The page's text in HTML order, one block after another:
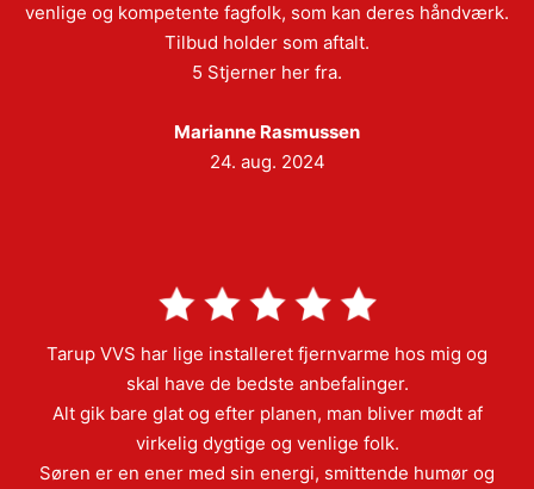
venlige og kompetente fagfolk, som kan deres håndværk.
Tilbud holder som aftalt.
5 Stjerner her fra.
Marianne Rasmussen
24. aug. 2024
Tarup VVS har lige installeret fjernvarme hos mig og
skal have de bedste anbefalinger.
Alt gik bare glat og efter planen, man bliver mødt af
virkelig dygtige og venlige folk.
Søren er en ener med sin energi, smittende humør og